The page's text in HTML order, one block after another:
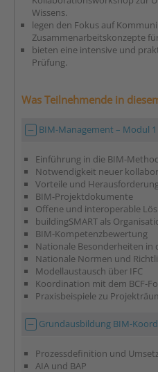
Wissens.
legen den Fokus auf
Zusammenarbeitskonzepte
bieten eine intensive und
Prüfung.
Was Teilnehmende in
BIM-Management – Modul
Einführung in die BIM-
Notwendigkeit neuer
Vorteile und
BIM-Projektdokumente
Offene und interoperable
buildingSMART als
BIM-Kompetenzbewertung
Nationale Besonderheiten in
Nationale Normen und
Modellaustausch über IFC
Koordination mit dem BCF-
Praxisbeispiele zu
Grundausbildung BIM-
Prozessdefinition und
AIA und BAP